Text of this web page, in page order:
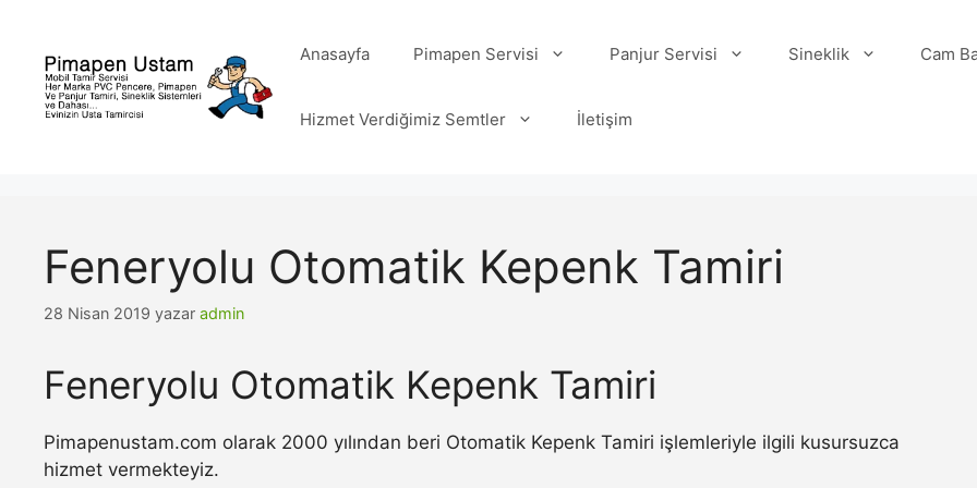
Anasayfa Pimapen Servisi Panjur Servisi Sineklik Cam
Hizmet Verdiğimiz Semtler İletişim
Feneryolu Otomatik Kepenk Tamiri
28 Nisan 2019 yazar admin
Feneryolu Otomatik Kepenk Tamiri
Pimapenustam.com olarak 2000 yılından beri Otomatik Kepenk Tamiri işlemleriyle ilgili kusursuzca
hizmet vermekteyiz.